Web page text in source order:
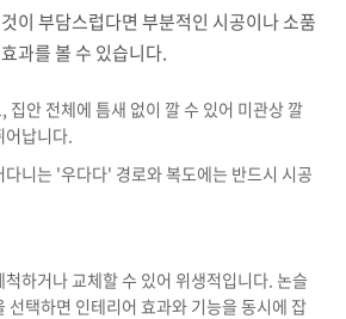
이 부담스럽다면 부분적인 시공이나 소품
과를 볼 수 있습니다.
집안 전체에 틈새 없이 깔 수 있어 미관상 깔
어납니다.
니는 '우다다' 경로와 복도에는 반드시 시공
하거나 교체할 수 있어 위생적입니다. 논슬
선택하면 인테리어 효과와 기능을 동시에 잡